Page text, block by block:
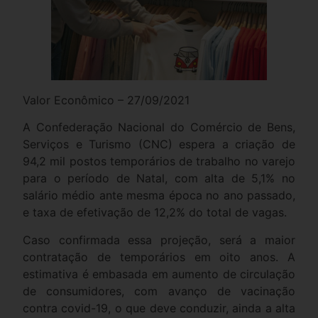
Valor Econômico – 27/09/2021
A Confederação Nacional do Comércio de Bens,
Serviços e Turismo (CNC) espera a criação de
94,2 mil postos temporários de trabalho no varejo
para o período de Natal, com alta de 5,1% no
salário médio ante mesma época no ano passado,
e taxa de efetivação de 12,2% do total de vagas.
Caso confirmada essa projeção, será a maior
contratação de temporários em oito anos. A
estimativa é embasada em aumento de circulação
de consumidores, com avanço de vacinação
contra covid-19, o que deve conduzir, ainda a alta